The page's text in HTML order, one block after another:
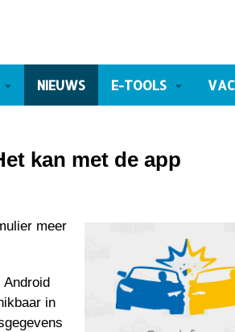
NIEUWS E-TOOLS
kan met de app
meer
in